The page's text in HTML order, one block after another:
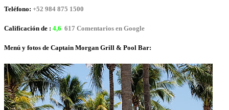
Teléfono: +52 984 875 1500
Calificación de : 4,6 617 Comentarios en Google
Menú y fotos de Captain Morgan Grill & Pool Bar: